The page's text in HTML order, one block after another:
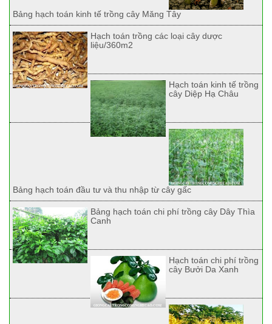
Bảng hạch toán kinh tế trồng cây Măng Tây
Hạch toán trồng các loại cây dược
liệu/360m2
Hạch toán kinh tế trồng
cây Diệp Hạ Châu
Bảng hạch toán đầu tư và thu nhập từ cây gấc
Bảng hạch toán chi phí trồng cây Dây Thìa
Canh
Hạch toán chi phí trồng
cây Bưởi Da Xanh